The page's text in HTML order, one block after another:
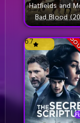
Hatfields and
Bad Blood
ตระกูลเดือด เ
มหากาฬ
6.7